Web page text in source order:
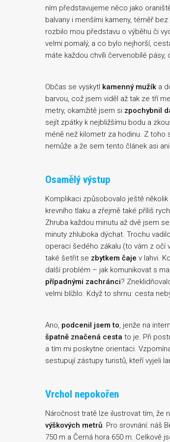
ním představujeme něco jako
balvany i menšími kameny, téměř
rozbilo mou představu o výběhu či
velmi pomalý, a co bylo nejhorší,
máte každou chvíli červenobílé pásy,
Občas se vyskytl kamenný mužík a
barvou, což jsem viděl až tak ze tří
metry, okamžitě jsem si zpochybnil
sejít zpátky k nejbližšímu bodu a
méně než kilometr za hodinu. Z
nemůže a že sem tento článek asi
Osamělý výstup
Komplikaci způsobovalo ještě
krevního tlaku a zřejmě také příliš
Zhruba každou minutu až dvě jsem
minuty zhluboka dýchat. Trochu
operaci šedého zákalu (to vám z očí
také šetřit se zbytkem čaje v lahvi.
další problém – jak komunikovat s
případnými zachránci?
velmi blížilo. Když to shrnu: cesta
Ano, podcenil jsem to, jenže na
špatně značená cesta to je. Při
a tím mi poskytne orientaci.
sestupují zástupy turistů, kteří vyjeli
Vrchol nepokořen
Náročnost tratě lze ilustrovat tím, že
výškových metrů. Pro srovnání: náš
750 m a Černá hora 650 m. Celkově